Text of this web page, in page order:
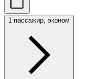
1 пассажир, эконом